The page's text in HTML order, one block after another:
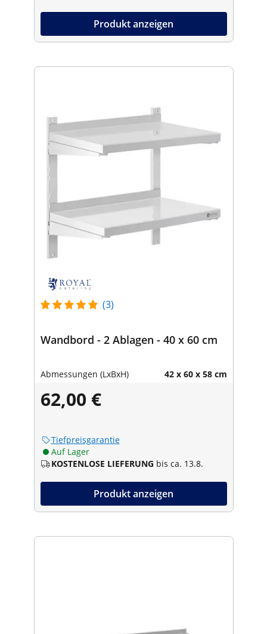
Produkt anzeigen
(3)
Wandbord - 2 Ablagen - 40 x 60 cm
Abmessungen (LxBxH) 42 x 60 x 58 cm
62,00 €
Tiefpreisgarantie
Auf Lager
KOSTENLOSE LIEFERUNG bis ca. 13.8.
Produkt anzeigen